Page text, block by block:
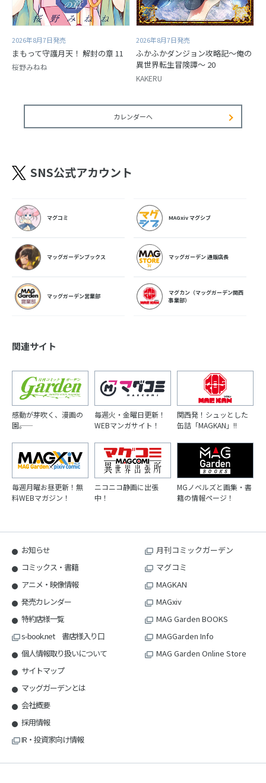
2026年8月7日発売
まもって守護月天！ 解封の章 11
桜野みねね
2026年8月7日発売
ふかふかダンジョン攻略記～俺の
異世界転生冒険譚～ 20
KAKERU
カレンダーへ
SNS公式アカウント
マグコミ MAGxiv マグシブ
マッグガーデンブックス マッグガーデン 通販店長
マッグガーデン営業部
マグカン（マッグガーデン関西
事業部）
関連サイト
感動が芽吹く、漫画の
園――。
毎週火・金曜日更新！
WEBマンガサイト！
関西発！シュッとした
缶詰「MAGKAN」!!
毎週月曜お昼更新！無
料WEBマガジン！
ニコニコ静画に出張
中！
MGノベルズと画集・書
籍の情報ページ！
お知らせ
コミックス・書籍
アニメ・映像情報
発売カレンダー
特約店様一覧
s-book.net 書店様入り口
個人情報取り扱いについて
サイトマップ
マッグガーデンとは
会社概要
採用情報
IR・投資家向け情報
月刊コミックガーデン
マグコミ
MAGKAN
MAGxiv
MAG Garden BOOKS
MAGGarden Info
MAG Garden Online Store